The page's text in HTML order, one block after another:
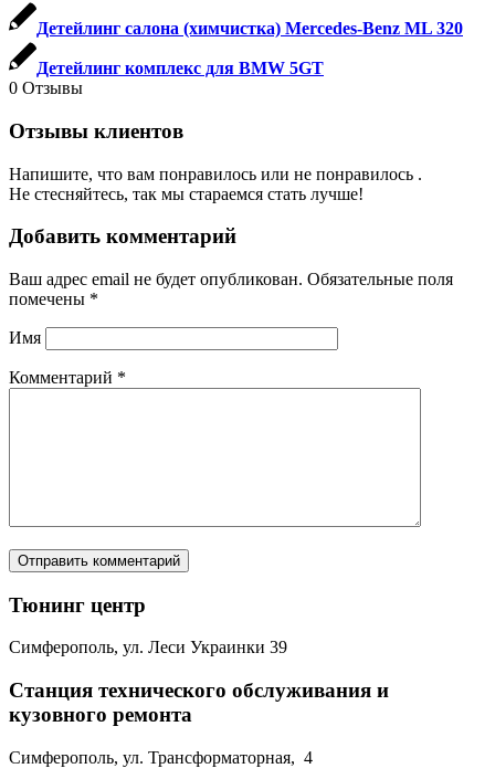
Детейлинг салона (химчистка) Mercedes-Benz ML 320
Детейлинг комплекс для BMW 5GT
0 Отзывы
Отзывы клиентов
Напишите, что вам понравилось или не понравилось .
Не стесняйтесь, так мы стараемся стать лучше!
Добавить комментарий
Ваш адрес email не будет опубликован. Обязательные поля
помечены *
Имя
Комментарий *
Тюнинг центр
Симферополь, ул. Леси Украинки 39
Станция технического обслуживания и
кузовного ремонта
Симферополь, ул. Трансформаторная, 4